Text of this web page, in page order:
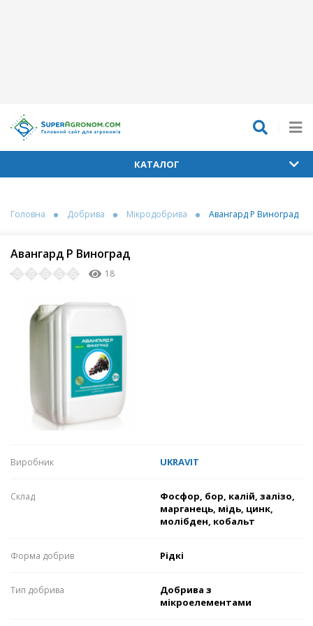
КАТАЛОГ
Головна Добрива Мікродобрива Авангард Р Виноград
Авангард Р Виноград
18
Виробник UKRAVIT
Склaд
Фосфор, бор, калій, залізо,
марганець, мідь, цинк,
молібден, кобальт
Формa добрив Рідкі
Тип добрива
Добрива з
мікроелементами